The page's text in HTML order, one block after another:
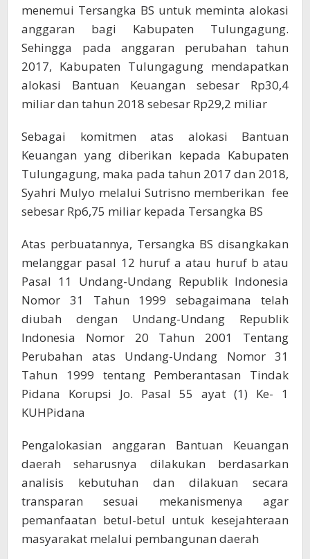
menemui Tersangka BS untuk meminta alokasi
anggaran bagi Kabupaten Tulungagung.
Sehingga pada anggaran perubahan tahun
2017, Kabupaten Tulungagung mendapatkan
alokasi Bantuan Keuangan sebesar Rp30,4
miliar dan tahun 2018 sebesar Rp29,2 miliar
Sebagai komitmen atas alokasi Bantuan
Keuangan yang diberikan kepada Kabupaten
Tulungagung, maka pada tahun 2017 dan 2018,
Syahri Mulyo melalui Sutrisno memberikan fee
sebesar Rp6,75 miliar kepada Tersangka BS
Atas perbuatannya, Tersangka BS disangkakan
melanggar pasal 12 huruf a atau huruf b atau
Pasal 11 Undang-Undang Republik Indonesia
Nomor 31 Tahun 1999 sebagaimana telah
diubah dengan Undang-Undang Republik
Indonesia Nomor 20 Tahun 2001 Tentang
Perubahan atas Undang-Undang Nomor 31
Tahun 1999 tentang Pemberantasan Tindak
Pidana Korupsi Jo. Pasal 55 ayat (1) Ke- 1
KUHPidana
Pengalokasian anggaran Bantuan Keuangan
daerah seharusnya dilakukan berdasarkan
analisis kebutuhan dan dilakuan secara
transparan sesuai mekanismenya agar
pemanfaatan betul-betul untuk kesejahteraan
masyarakat melalui pembangunan daerah